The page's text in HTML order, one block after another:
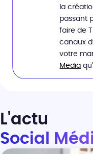
la
passant
faire de
canaux
votre
Media
L'actu
Social